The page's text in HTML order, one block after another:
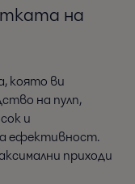
на
която ви
на пулп,
и
ефективност.
приходи